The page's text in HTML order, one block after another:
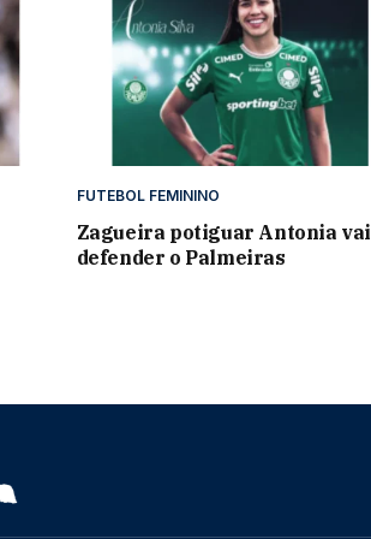
FUTEBOL FEMININO
Zagueira potiguar Antonia vai
defender o Palmeiras